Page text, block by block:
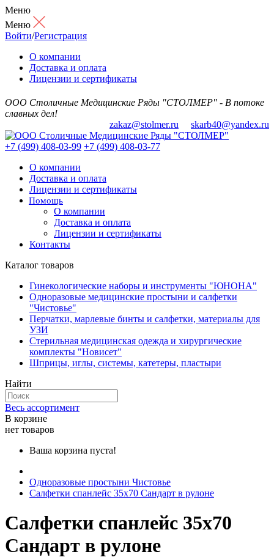
Меню
Меню
Войти/Регистрация
О компании
Доставка и оплата
Лицензии и сертификаты
ООО Столичные Медицинские Ряды "СТОЛМЕР" - В потоке
славных дел!
zakaz@stolmer.ru
skarb40@yandex.ru
+7 (499) 408-03-99 +7 (499) 408-03-77
О компании
Доставка и оплата
Лицензии и сертификаты
Помощь
О компании
Доставка и оплата
Лицензии и сертификаты
Контакты
Каталог товаров
Гинекологические наборы и инструменты "ЮНОНА"
Одноразовые медицинские простыни и салфетки
"Чистовье"
Перчатки, марлевые бинты и салфетки, материалы для
УЗИ
Стерильная медицинская одежда и хирургические
комплекты "Новисет"
Шприцы, иглы, системы, катетеры, пластыри
Найти
Весь ассортимент
В корзине
нет товаров
Ваша корзина пуста!
Одноразовые простыни Чистовье
Салфетки спанлейс 35х70 Сандарт в рулоне
Салфетки спанлейс 35х70
Сандарт в рулоне